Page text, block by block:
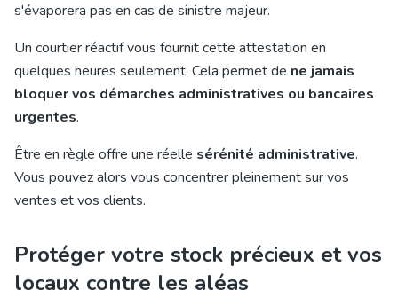
s'évaporera pas en cas de sinistre majeur.
Un courtier réactif vous fournit cette attestation en
quelques heures seulement. Cela permet de ne jamais
bloquer vos démarches administratives ou bancaires
urgentes.
Être en règle offre une réelle sérénité administrative.
Vous pouvez alors vous concentrer pleinement sur vos
ventes et vos clients.
Protéger votre stock précieux et vos
locaux contre les aléas